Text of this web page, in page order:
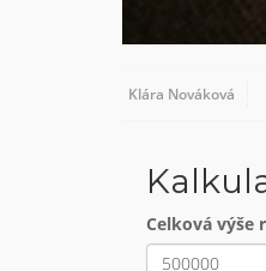
Klára Nováková
Celková výše